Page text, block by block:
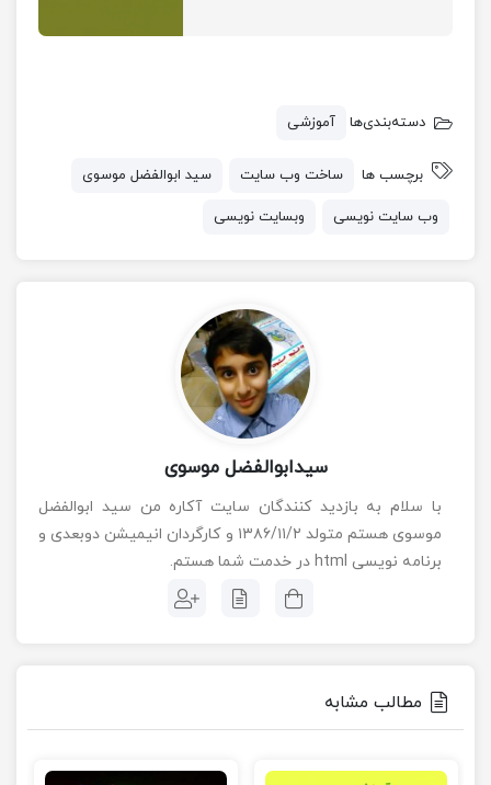
آموزشی(۳۰)
فیلم سازی
آپارات سایت “آکاره”
آپارات “آکاره مدیا”
دسته‌بندی‌ها آموزشی
برچسب ها ساخت وب سایت سید ابوالفضل موسوی
وب سایت نویسی وبسایت نویسی
سیدابوالفضل موسوی
با سلام به بازدید کنندگان سایت آکاره من سید ابوالفضل
موسوی هستم متولد ۱۳۸۶/۱۱/۲ و کارگردان انیمیشن دوبعدی و
برنامه نویسی html در خدمت شما هستم.
مطالب مشابه